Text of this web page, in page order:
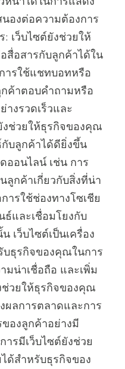
องต่อความต้องการ
เว็บไซต์ยังช่วยให้
อสารกับลูกค้าได้ใน
ารใช้แชทบอทหรือ
ค้าตอบคำถามหรือ
งรวดเร็วและ
งช่วยให้ธุรกิจของคุณ
บลูกค้าได้ดียิ่งขึ้น
ออนไลน์ เช่น การ
ลูกค้าเกี่ยวกับสิ่งที่น่า
รใช้ช่องทางโซเชีย
ธ์และเชื่อมโยงกับ
เว็บไซต์เป็นเครื่อง
ธุรกิจของคุณในการ
มน่าเชื่อถือ และเพิ่ม
ช่วยให้ธุรกิจของคุณ
ผลการตลาดและการ
องลูกค้าอย่างมี
รมีเว็บไซต์ยังช่วย
ด้สำหรับธุรกิจของ